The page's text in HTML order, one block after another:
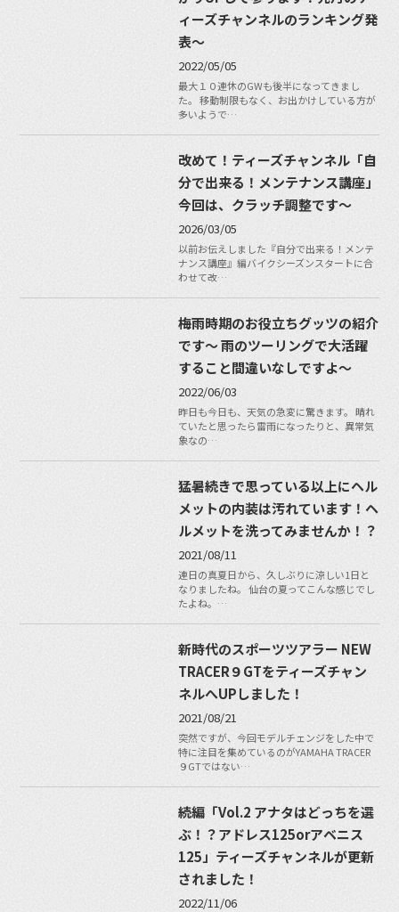
ィーズチャンネルのランキング発
表〜
2022/05/05
最大１０連休のGWも後半になってきまし
た。 移動制限もなく、お出かけしている方が
多いようで…
改めて！ティーズチャンネル「自
分で出来る！メンテナンス講座」
今回は、クラッチ調整です〜
2026/03/05
以前お伝えしました『自分で出来る！メンテ
ナンス講座』編バイクシーズンスタートに合
わせて改…
梅雨時期のお役立ちグッツの紹介
です〜 雨のツーリングで大活躍
すること間違いなしですよ〜
2022/06/03
昨日も今日も、天気の急変に驚きます。 晴れ
ていたと思ったら雷雨になったりと、異常気
象なの…
猛暑続きで思っている以上にヘル
メットの内装は汚れています！ヘ
ルメットを洗ってみませんか！？
2021/08/11
連日の真夏日から、久しぶりに涼しい1日と
なりましたね。 仙台の夏ってこんな感じでし
たよね。…
新時代のスポーツツアラー NEW
TRACER９GTをティーズチャン
ネルへUPしました！
2021/08/21
突然ですが、今回モデルチェンジをした中で
特に注目を集めているのがYAMAHA TRACER
９GTではない…
続編「Vol.2 アナタはどっちを選
ぶ！？アドレス125orアベニス
125」ティーズチャンネルが更新
されました！
2022/11/06